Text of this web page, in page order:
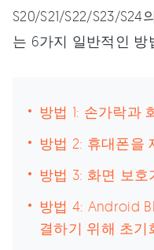
S20/S21/S22/S23/
는 6가지 일반적인 방
방법 1: 손가락과
방법 2: 휴대폰을
방법 3: 화면 보호
방법 4: Android
결하기 위해 초기